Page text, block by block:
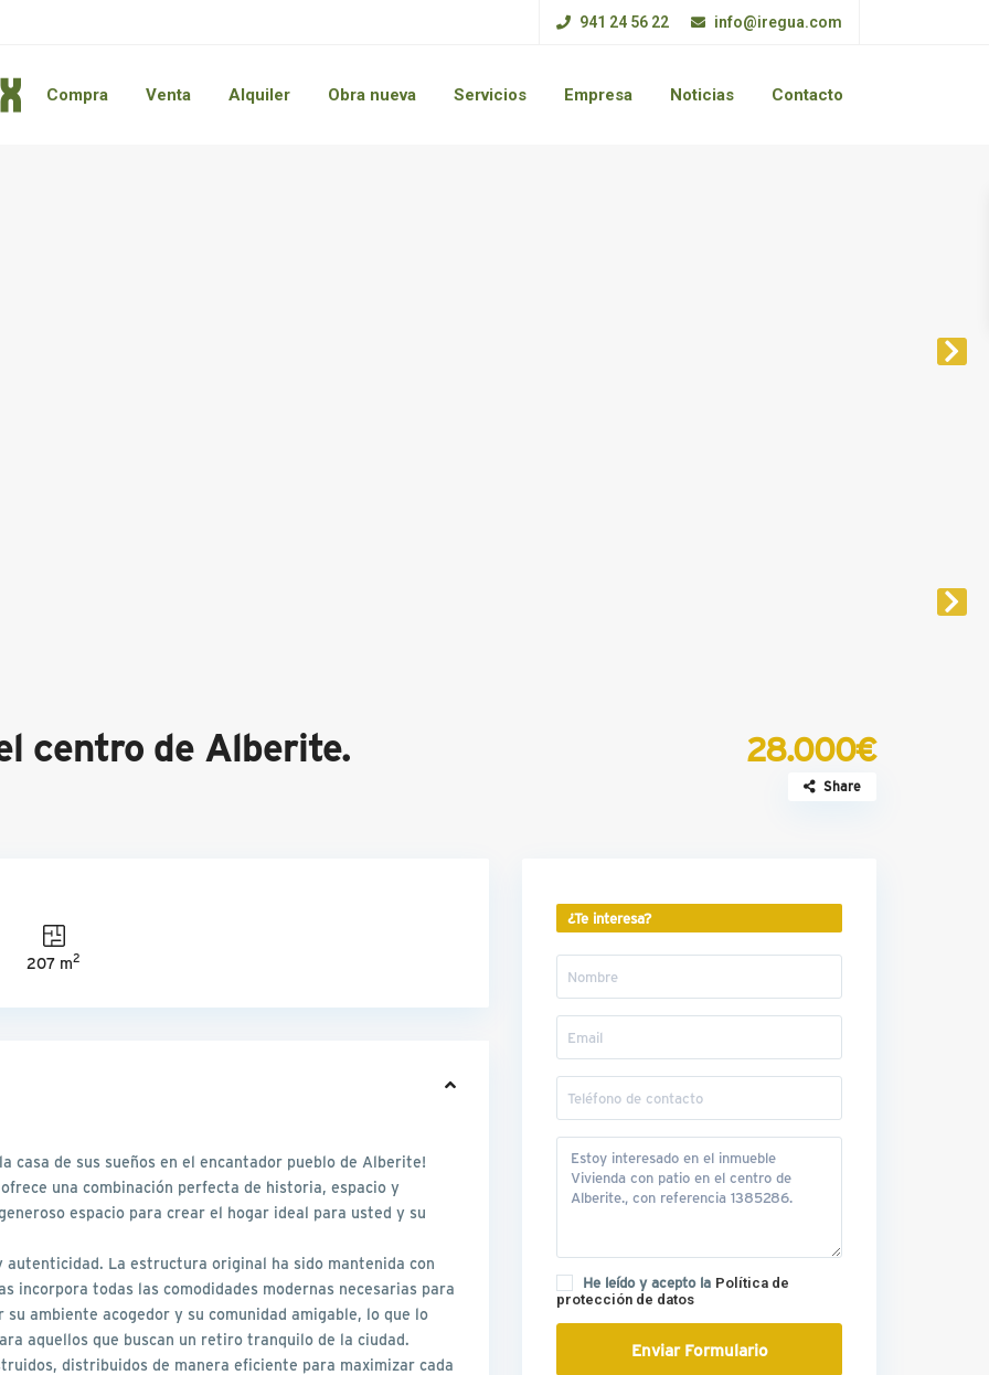
941 24 56 22 info@iregua.com
Compra Venta Alquiler Obra nueva Servicios Empresa Noticias Contacto
centro de Alberite. 28.000€
Share
207 m2
casa de sus sueños en el encantador pueblo de Alberite!
una combinación perfecta de historia, espacio y
espacio para crear el hogar ideal para usted y su
La estructura original ha sido mantenida con
incorpora todas las comodidades modernas necesarias para
ambiente acogedor y su comunidad amigable, lo que lo
aquellos que buscan un retiro tranquilo de la ciudad.
distribuidos de manera eficiente para maximizar cada
¿Te interesa?
He leído y acepto la Política de
protección de datos